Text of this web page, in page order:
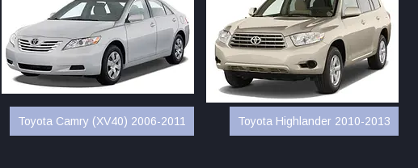
Toyota Camry (XV40) 2006-2011 Toyota Highlander 2010-2013